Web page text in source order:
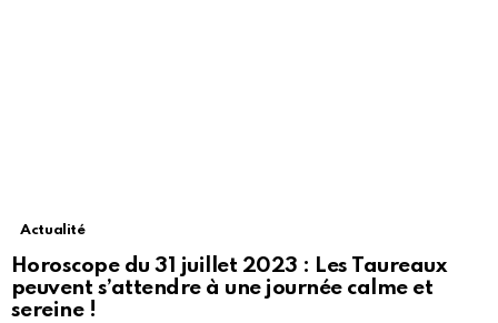
Actualité
Horoscope du 31 juillet 2023 : Les Taureaux
peuvent s’attendre à une journée calme et
sereine !